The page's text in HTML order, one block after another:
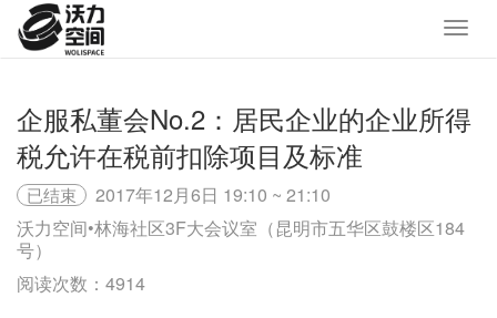
企服私董会No.2：居民企业的企业所得
税允许在税前扣除项目及标准
已结束
2017年12月6日 19:10 ~ 21:10
沃力空间•林海社区3F大会议室（昆明市五华区鼓楼区184
号）
阅读次数：4914